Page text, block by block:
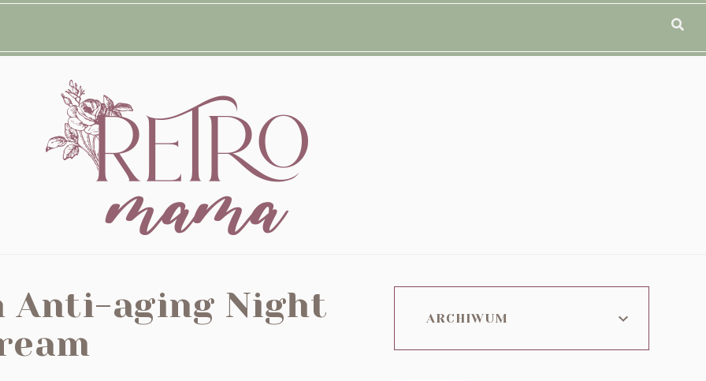
Anti-aging Night
ARCHIWUM